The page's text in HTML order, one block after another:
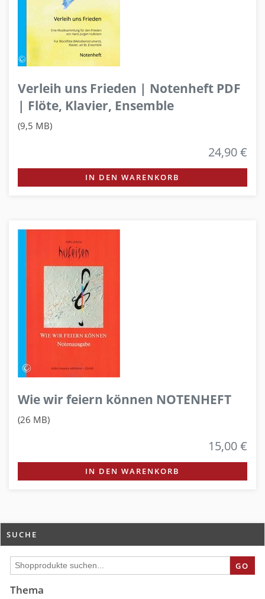
Verleih uns Frieden | Notenheft PDF
| Flöte, Klavier, Ensemble
(9,5 MB)
24,90 €
IN DEN WARENKORB
Wie wir feiern können NOTENHEFT
(26 MB)
15,00 €
IN DEN WARENKORB
SUCHE
GO
Thema